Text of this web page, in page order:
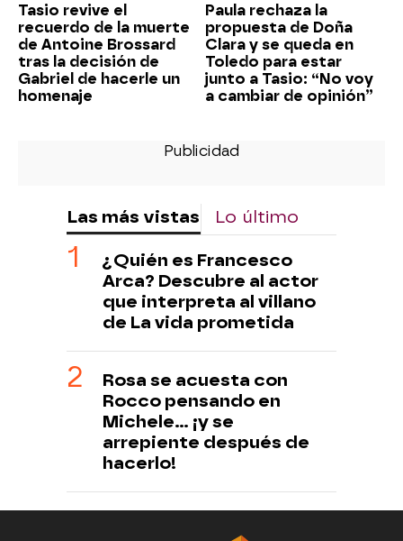
Tasio revive el
recuerdo de la muerte
de Antoine Brossard
tras la decisión de
Gabriel de hacerle un
homenaje
Paula rechaza la
propuesta de Doña
Clara y se queda en
Toledo para estar
junto a Tasio: “No voy
a cambiar de opinión”
Las más vistas Lo último
¿Quién es Francesco
Arca? Descubre al actor
que interpreta al villano
de La vida prometida
Rosa se acuesta con
Rocco pensando en
Michele… ¡y se
arrepiente después de
hacerlo!